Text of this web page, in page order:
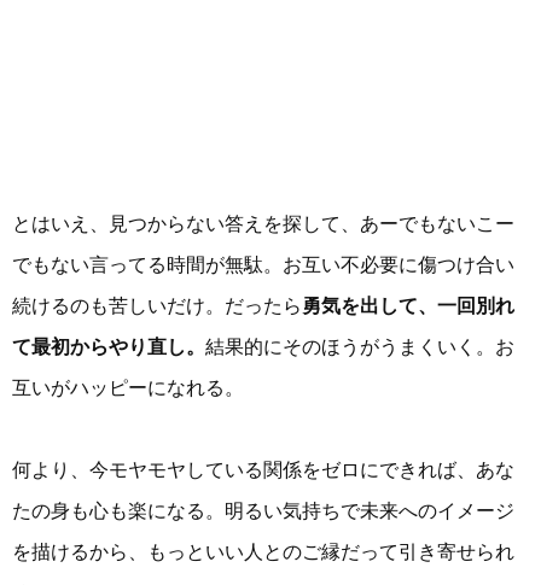
とはいえ、見つからない答えを探して、あーでもないこー
でもない言ってる時間が無駄。お互い不必要に傷つけ合い
続けるのも苦しいだけ。だったら 勇気を出して、一回別れ
て最初からやり直し。 結果的にそのほうがうまくいく。お
互いがハッピーになれる。
何より、今モヤモヤしている関係をゼロにできれば、あな
たの身も心も楽になる。明るい気持ちで未来へのイメージ
を描けるから、もっといい人とのご縁だって引き寄せられ